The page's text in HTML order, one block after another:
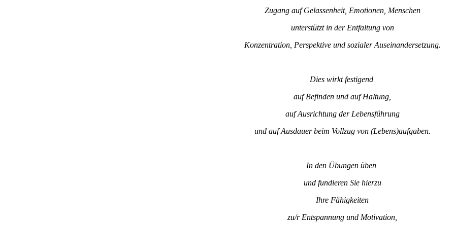
Zugang auf Gelassenheit, Emotionen, Menschen
unterstützt in der Entfaltung von
Konzentration, Perspektive und sozialer Auseinandersetzung.
Dies wirkt festigend
auf Befinden und auf Haltung,
auf Ausrichtung der Lebensführung
und auf Ausdauer beim Vollzug von (Lebens)aufgaben.
In den Übungen üben
und fundieren Sie hierzu
Ihre Fähigkeiten
zu/r Entspannung und Motivation,